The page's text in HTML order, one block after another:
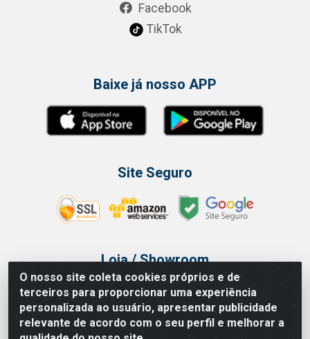
O nosso site coleta cookies próprios e de
terceiros para proporcionar uma experiência
personalizada ao usuário, apresentar publicidade
relevante de acordo com o seu perfil e melhorar a
Facebook
TikTok
Baixe já nosso APP
Site Seguro
Loja / Showroom
Tel.: (11) 3314 6400
Av Vautier, 468 - Pari - São Paulo/SP